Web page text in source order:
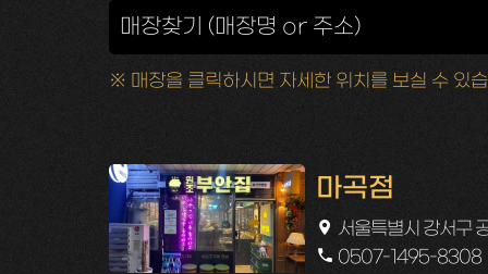
※ 매장을 클릭하시면 자세한 위치를 보실 수 있
마곡점
서울특별시 강서구
0507-1495-8308